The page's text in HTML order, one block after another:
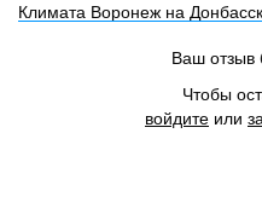
Климата Воронеж на
Ваш отзыв
Чтобы
войдите или